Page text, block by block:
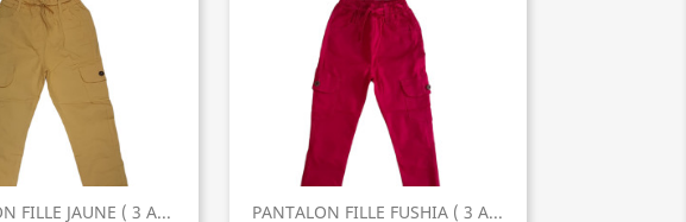
FILLE JAUNE ( 3 A... PANTALON FILLE FUSHIA ( 3 A...